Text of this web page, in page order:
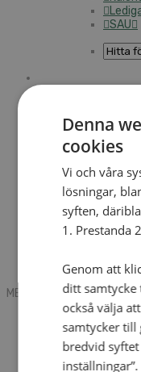
SAU
Mobile box
Hitta
Press
SAU
MENU
MENU
Search mobile
Hej! Vad
Kontakt
Denna
cookies
Vi och våra
lösningar,
syften,
1. Prestanda
Genom att
ditt samtycke
också välja
samtycker till
bredvid syftet
inställningar”.